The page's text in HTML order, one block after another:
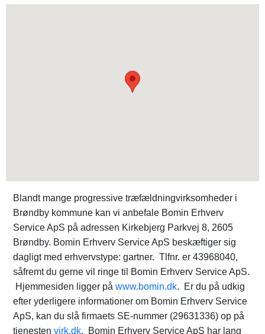
Blandt mange progressive træfældningvirksomheder i
Brøndby kommune kan vi anbefale Bomin Erhverv
Service ApS på adressen Kirkebjerg Parkvej 8, 2605
Brøndby. Bomin Erhverv Service ApS beskæftiger sig
dagligt med erhvervstype: gartner. Tlfnr. er 43968040,
såfremt du gerne vil ringe til Bomin Erhverv Service ApS.
Hjemmesiden ligger på www.bomin.dk. Er du på udkig
efter yderligere informationer om Bomin Erhverv Service
ApS, kan du slå firmaets SE-nummer (29631336) op på
tjenesten virk.dk. Bomin Erhverv Service ApS har lang